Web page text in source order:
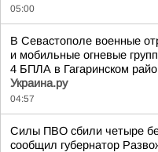
05:00
В Севастополе военные
и мобильные огневые
4 БПЛА в Гагаринском
Украина.ру
04:57
Силы ПВО сбили четыре
сообщил губернатор